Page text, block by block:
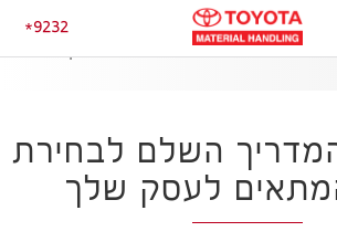
9232
השלם לבחירת הכלי המתאים לעסק
השלם לבחירת
לעסק שלך